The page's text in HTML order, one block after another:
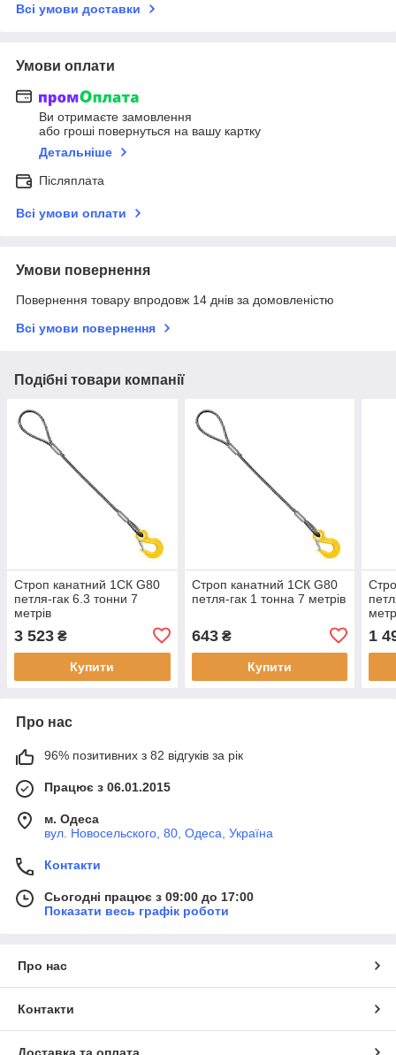
Всі умови доставки
Умови оплати
Ви отримаєте замовлення
або гроші повернуться на вашу картку
Детальніше
Післяплата
Всі умови оплати
Умови повернення
Повернення товару впродовж 14 днів за домовленістю
Всі умови повернення
Подібні товари компанії
Строп канатний 1СК G80
петля-гак 6.3 тонни 7
метрів
3 523 ₴
Купити
Строп канатний 1СК G80
петля-гак 1 тонна 7 метрів
643₴
Купити
1
Про нас
96% позитивних з 82 відгуків за рік
Працює з 06.01.2015
м. Одеса
вул. Новосельского, 80, Одеса, Україна
Контакти
Сьогодні працює з 09:00 до 17:00
Показати весь графік роботи
Про нас
Контакти